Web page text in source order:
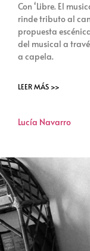
Con ‘Libre. El
rinde tributo al
propuesta
del musical a
a capela.
LEER MÁS >>
Lucía Navarro